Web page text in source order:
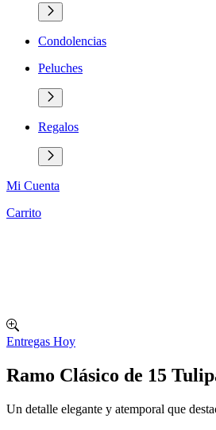
Condolencias
Peluches
Regalos
Mi Cuenta
Carrito
Entregas Hoy
Ramo Clásico de 15
Un detalle elegante y atemporal que